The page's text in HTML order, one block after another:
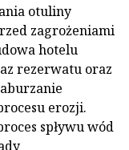
otuliny
zagrożeniami
hotelu
rezerwatu oraz
erozji.
spływu wód